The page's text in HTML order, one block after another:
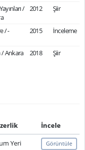
/ 2012 Şiir
/ - 2015 İnceleme
/ Ankara 2018 Şiir
İncele
Yeri Görüntüle